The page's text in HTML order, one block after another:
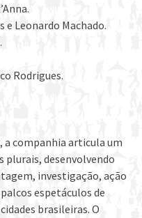
e Leonardo Machado.
Rodrigues.
a companhia articula um
desenvolvendo
investigação, ação
espetáculos de
brasileiras. O